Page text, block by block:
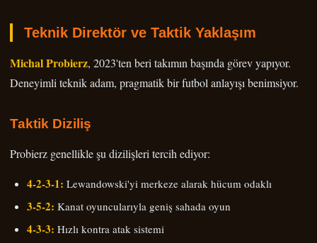
Teknik Direktör ve Taktik Yaklaşım
Michal Probierz, 2023'ten beri takımın başında görev yapıyor.
Deneyimli teknik adam, pragmatik bir futbol anlayışı benimsiyor.
Taktik Diziliş
Probierz genellikle şu dizilişleri tercih ediyor:
4-2-3-1: Lewandowski'yi merkeze alarak hücum odaklı
3-5-2: Kanat oyuncularıyla geniş sahada oyun
4-3-3: Hızlı kontra atak sistemi